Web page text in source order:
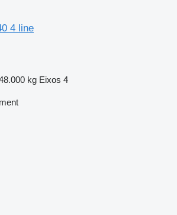
4 line
kg Eixos 4